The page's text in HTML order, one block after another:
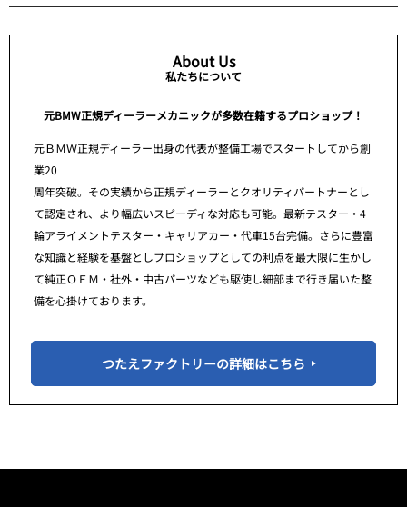
About Us
私たちについて
元BMW正規ディーラーメカニックが多数在籍するプロショップ！
元ＢＭＷ正規ディーラー出身の代表が整備工場でスタートしてから創
業20
周年突破。その実績から正規ディーラーとクオリティパートナーとし
て認定され、より幅広いスピーディな対応も可能。最新テスター・4
輪アライメントテスター・キャリアカー・代車15台完備。さらに豊富
な知識と経験を基盤としプロショップとしての利点を最大限に生かし
て純正ＯＥＭ・社外・中古パーツなども駆使し細部まで行き届いた整
備を心掛けております。
つたえファクトリーの詳細はこちら